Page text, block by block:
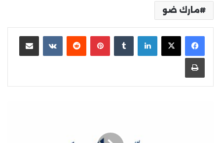
مارك ضو
لينكدإن بينتيريست مشاركة عبر البريد
طباعة